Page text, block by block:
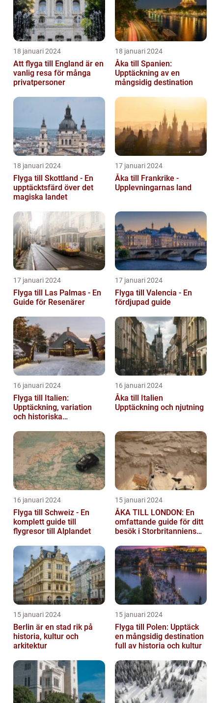
18 januari 2024
Att flyga till England är en
vanlig resa för många
privatpersoner
18 januari 2024
Åka till Spanien:
Upptäckning av en
mångsidig destination
18 januari 2024
Flyga till Skottland - En
upptäcktsfärd över det
magiska landet
17 januari 2024
Åka till Frankrike -
Upplevningarnas land
17 januari 2024
Flyga till Las Palmas - En
Guide för Resenärer
17 januari 2024
Flyga till Valencia - En
fördjupad guide
16 januari 2024
Flyga till Italien:
Upptäckning, variation
och historiska
16 januari 2024
Åka till Italien
Upptäckning och njutning
16 januari 2024
Flyga till Schweiz - En
komplett guide till
flygresor till Alplandet
15 januari 2024
ÅKA TILL LONDON: En
omfattande guide för ditt
besök i Storbritanniens
15 januari 2024
Berlin är en stad rik på
historia, kultur och
arkitektur
15 januari 2024
Flyga till Polen: Upptäck
en mångsidig destination
full av historia och kultur